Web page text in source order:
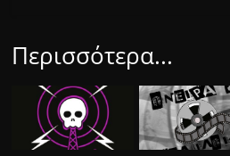
Περισσότερα...